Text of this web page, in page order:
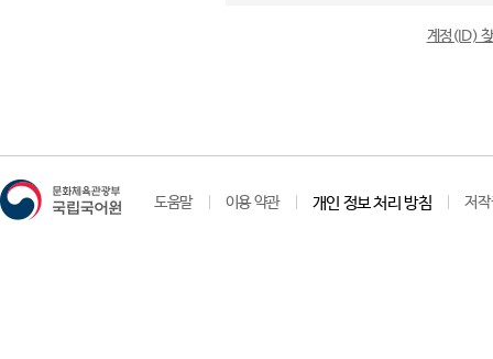
계정(ID)
도움말 이용 약관 개인 정보 처리 방침 저